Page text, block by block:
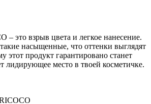
– это взрыв цвета и легкое нанесение.
насыщенные, что оттенки выглядят
этот продукт гарантировано станет
лидирующее место в твоей косметичке.